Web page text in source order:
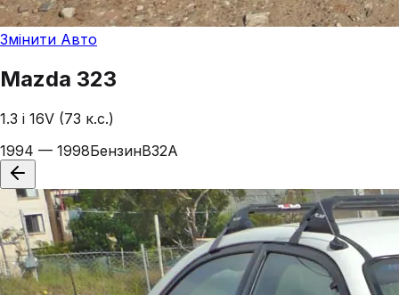
Змінити Авто
Mazda 323
1.3 i 16V (73 к.с.)
1994 — 1998БензинB32A